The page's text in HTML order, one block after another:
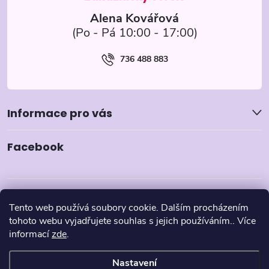
Tento web používá soubory cookie. Dalším procházením
tohoto webu vyjadřujete souhlas s jejich používáním.. Více
informacízde.
Nastavení
Alena Kovářová
736 488 883
Informace pro vás
Facebook